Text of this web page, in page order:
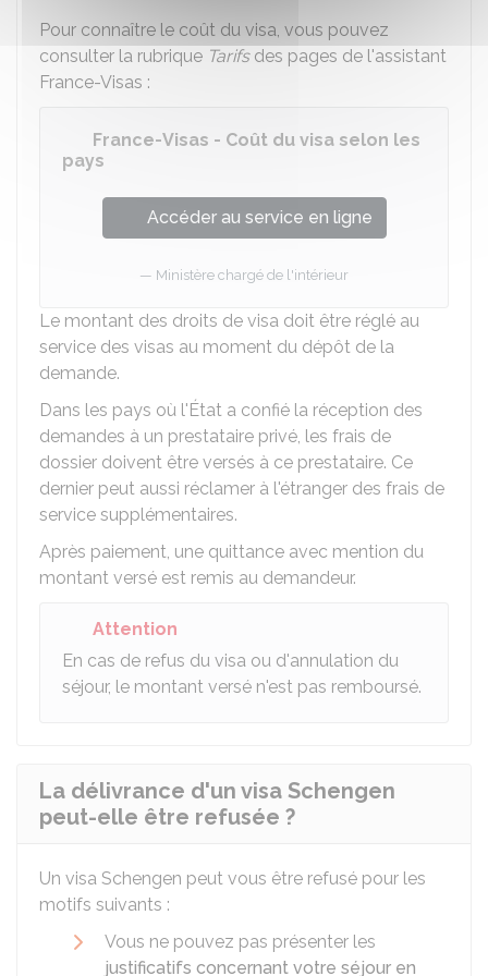
Pour connaître le coût du visa, vous pouvez
consulter la rubrique Tarifsdes pages de l'assistant
France-Visas :
France-Visas - Coût du visa selon les
pays
Accéder au service en ligne
Ministère chargé de l'intérieur
Le montant des droits de visa doit être réglé au
service des visas au moment du dépôt de la
demande.
Dans les pays où l'État a confié la réception des
demandes à un prestataire privé, les frais de
dossier doivent être versés à ce prestataire. Ce
dernier peut aussi réclamer à l'étranger des frais de
service supplémentaires.
Après paiement, une quittance avec mention du
montant versé est remis au demandeur.
Attention
En cas de refus du visa ou d'annulation du
séjour, le montant versé n'est pas remboursé.
La délivrance d'un visa Schengen
peut-elle être refusée ?
Un visa Schengen peut vous être refusé pour les
motifs suivants :
Vous ne pouvez pas présenter les
justificatifs concernant votre séjour en